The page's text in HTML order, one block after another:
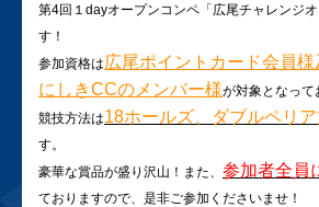
第4回１dayオープンコンペ「広尾チャレンジ
す！
参加資格は 広尾ポイントカード会員様
にしきCCのメンバー様が対象となって
競技方法は18ホールズ、ダブルペリ
す。
豪華な賞品が盛り沢山！また、 参加者全員
ておりますので、是非ご参加くださいませ！